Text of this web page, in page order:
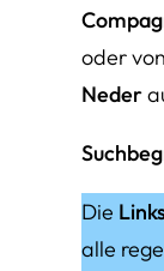
oder
Neder
Die
alle